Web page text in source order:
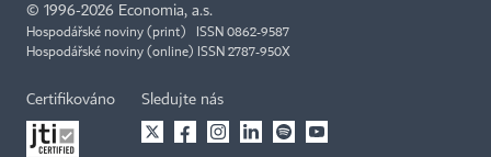
© 1996-2026 Economia, a.s.
Hospodářské noviny (print) ISSN 0862-9587
Hospodářské noviny (online) ISSN 2787-950X
Certifikováno Sledujte nás